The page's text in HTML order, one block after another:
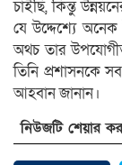
চাইছি, কিন্তু
যে উদ্দেশ্যে
অথচ তার
তিনি প্রশাসনকে সব
আহবান জানান।
নিউজটি শেয়ার